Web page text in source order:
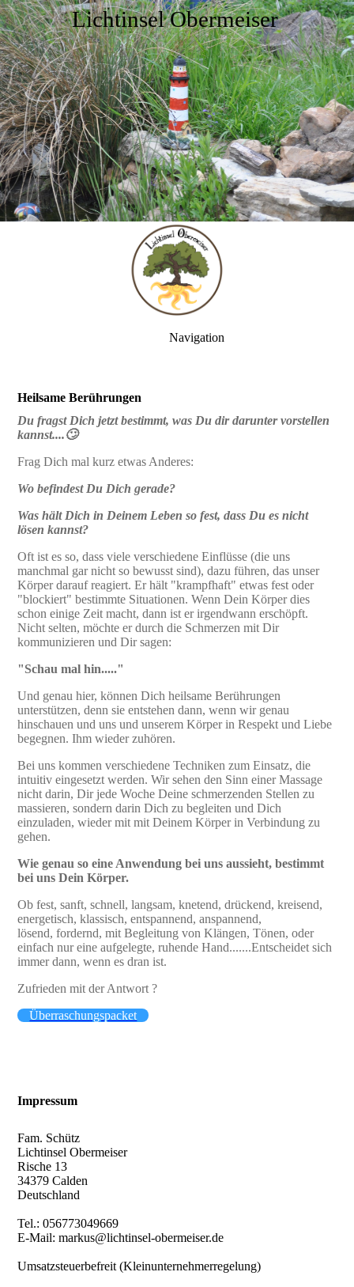
Lichtinsel Obermeiser
Navigation
Heilsame Berührungen
Du fragst Dich jetzt bestimmt, was Du dir darunter vorstellen
kannst....🙄
Frag Dich mal kurz etwas Anderes:
Wo befindest Du Dich gerade?
Was hält Dich in Deinem Leben so fest, dass Du es nicht
lösen kannst?
Oft ist es so, dass viele verschiedene Einflüsse (die uns
manchmal gar nicht so bewusst sind), dazu führen, das unser
Körper darauf reagiert. Er hält "krampfhaft" etwas fest oder
"blockiert" bestimmte Situationen. Wenn Dein Körper dies
schon einige Zeit macht, dann ist er irgendwann erschöpft.
Nicht selten, möchte er durch die Schmerzen mit Dir
kommunizieren und Dir sagen:
"Schau mal hin....."
Und genau hier, können Dich heilsame Berührungen
unterstützen, denn sie entstehen dann, wenn wir genau
hinschauen und uns und unserem Körper in Respekt und Liebe
begegnen. Ihm wieder zuhören.
Bei uns kommen verschiedene Techniken zum Einsatz, die
intuitiv eingesetzt werden. Wir sehen den Sinn einer Massage
nicht darin, Dir jede Woche Deine schmerzenden Stellen zu
massieren, sondern darin Dich zu begleiten und Dich
einzuladen, wieder mit mit Deinem Körper in Verbindung zu
gehen.
Wie genau so eine Anwendung bei uns aussieht, bestimmt
bei uns Dein Körper.
Ob fest, sanft, schnell, langsam, knetend, drückend, kreisend,
energetisch, klassisch, entspannend, anspannend,
lösend, fordernd, mit Begleitung von Klängen, Tönen, oder
einfach nur eine aufgelegte, ruhende Hand.......Entscheidet sich
immer dann, wenn es dran ist.
Zufrieden mit der Antwort ?
Überraschungspacket
Impressum
Fam. Schütz
Lichtinsel Obermeiser
Rische 13
34379 Calden
Deutschland
Tel.: 056773049669
E-Mail: markus@lichtinsel-obermeiser.de
Umsatzsteuerbefreit (Kleinunternehmerregelung)